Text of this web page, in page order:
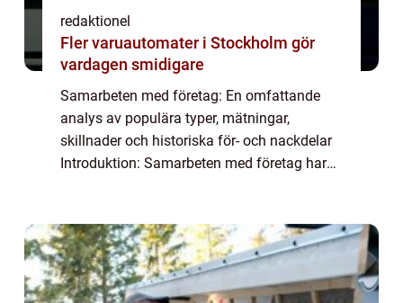
redaktionel
Fler varuautomater i Stockholm gör
vardagen smidigare
Samarbeten med företag: En omfattande
analys av populära typer, mätningar,
skillnader och historiska för- och nackdelar
Introduktion: Samarbeten med företag har
samarbe...